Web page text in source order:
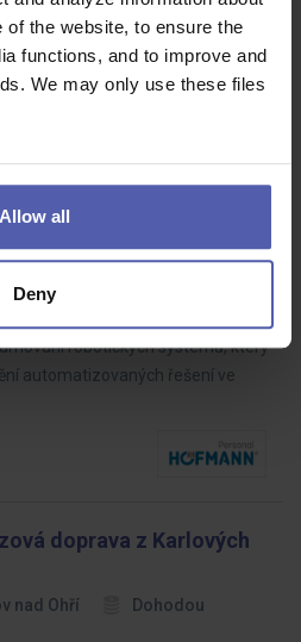
the website, to ensure the
functions, and to improve and
We may only use these files
Allow all
Deny
zdatného pracovníka do týmu
průmyslovém podniku. Budete
bezproblémový chod
Plzeň
robotických systémů, který
automatizovaných řešení ve
doprava z Karlových
nad Ohří Dohodou